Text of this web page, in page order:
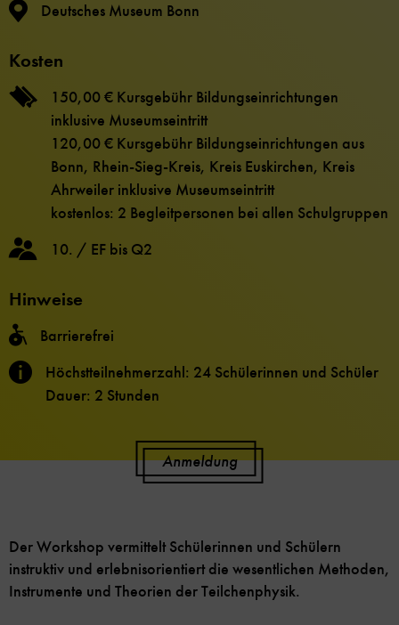
Deutsches Museum Bonn
Kosten
150,00 € Kursgebühr Bildungseinrichtungen
inklusive Museumseintritt
120,00 € Kursgebühr Bildungseinrichtungen aus
Bonn, Rhein-Sieg-Kreis, Kreis Euskirchen, Kreis
Ahrweiler inklusive Museumseintritt
kostenlos: 2 Begleitpersonen bei allen Schulgruppen
10. / EF bis Q2
Hinweise
Barrierefrei
Höchstteilnehmerzahl: 24 Schülerinnen und Schüler
Dauer: 2 Stunden
Anmeldung
Der Workshop vermittelt Schülerinnen und Schülern
instruktiv und erlebnisorientiert die wesentlichen Methoden,
Instrumente und Theorien der Teilchenphysik.